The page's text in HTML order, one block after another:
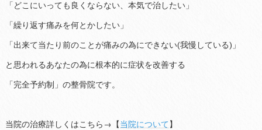
「どこにいっても良くならない、本気で治したい」
「繰り返す痛みを何とかしたい」
「出来て当たり前のことが痛みの為にできない(我慢している)」
と思われるあなたの為に根本的に症状を改善する
「完全予約制」の整骨院です。
当院の治療詳しくはこちら→【当院について】